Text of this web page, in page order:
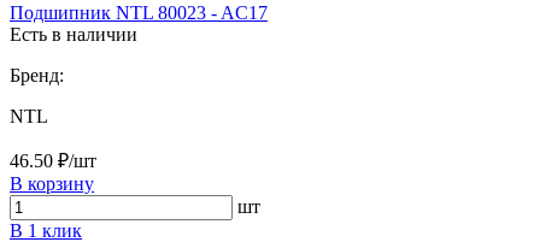
Подшипник NTL 80023 - AC17
Есть в наличии
Бренд:
NTL
46.50 ₽/шт
В корзину
шт
В 1 клик